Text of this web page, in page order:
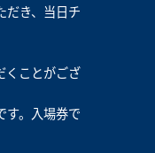
だき、当日チ
くことがござ
す。入場券で